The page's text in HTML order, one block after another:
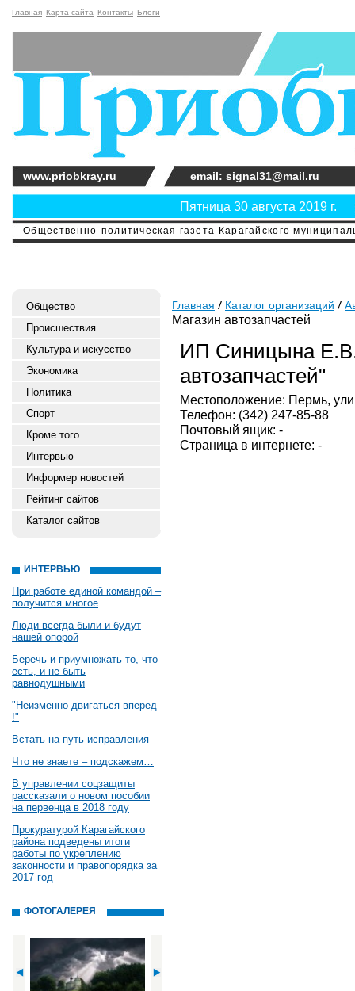
Главная Карта сайта Контакты Блоги
Общественно-политическая газета Карагайского
Пятница 30 августа 2019 г.
www.priobkray.ru email: signal31@mail.ru
Общество
Происшествия
Культура и искусство
Экономика
Политика
Спорт
Кроме того
Интервью
Информер новостей
Рейтинг сайтов
Каталог сайтов
ИНТЕРВЬЮ
При работе единой командой –
получится многое
Люди всегда были и будут
нашей опорой
Беречь и приумножать то, что
есть, и не быть
равнодушными
"Неизменно двигаться вперед
!"
Встать на путь исправления
Что не знаете – подскажем…
В управлении соцзащиты
рассказали о новом пособии
на первенца в 2018 году
Прокуратурой Карагайского
района подведены итоги
работы по укреплению
законности и правопорядка за
2017 год
ФОТОГАЛЕРЕЯ
Главная Каталог организаций
Магазин автозапчастей
ИП Синицына
автозапчастей"
Местоположение: Пермь,
Телефон: (342) 247-85-88
Почтовый ящик: -
Страница в интернете: -